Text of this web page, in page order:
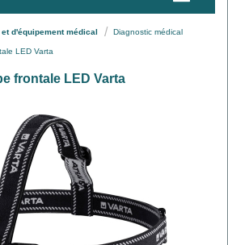
d'équipement médical Diagnostic médical
LED Varta
frontale LED Varta